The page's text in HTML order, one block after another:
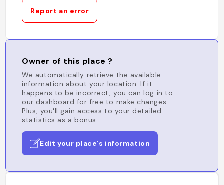
Report an error
Owner of this place ?
We automatically retrieve the available
information about your location. If it
happens to be incorrect, you can log in to
our dashboard for free to make changes.
Plus, you'll gain access to your detailed
statistics as a bonus.
Edit your place's information